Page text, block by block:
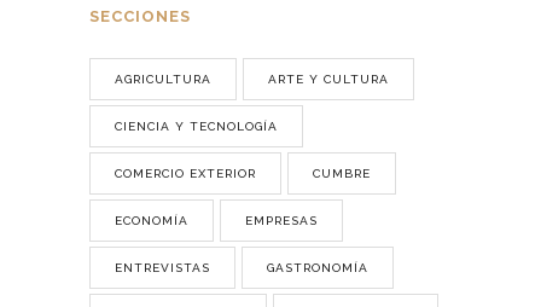
SECCIONES
AGRICULTURA ARTE Y CULTURA
CIENCIA Y TECNOLOGÍA
COMERCIO EXTERIOR CUMBRE
ECONOMÍA EMPRESAS
ENTREVISTAS GASTRONOMÍA